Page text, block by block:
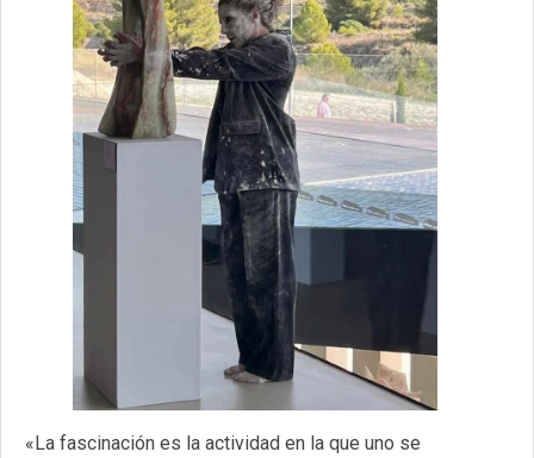
«La fascinación es la actividad en la que uno se